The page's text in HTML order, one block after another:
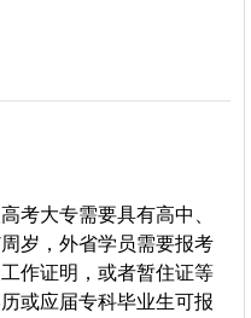
考大专需要具有高中、
岁，外省学员需要报考
作证明，或者暂住证等
或应届专科毕业生可报